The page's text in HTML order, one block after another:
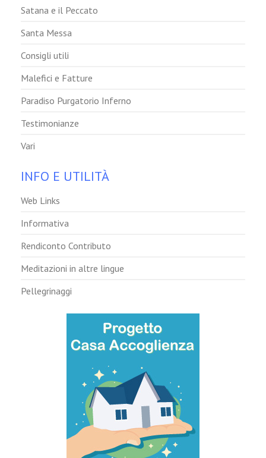
Satana e il Peccato
Santa Messa
Consigli utili
Malefici e Fatture
Paradiso Purgatorio Inferno
Testimonianze
Vari
INFO E UTILITÀ
Web Links
Informativa
Rendiconto Contributo
Meditazioni in altre lingue
Pellegrinaggi